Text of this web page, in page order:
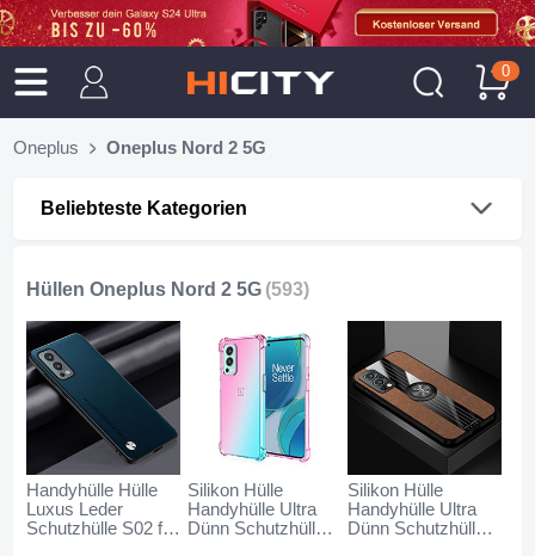
0
Oneplus Oneplus Nord 2 5G
Beliebteste Kategorien
Hüllen Oneplus Nord 2 5G (593)
Handyhülle Hülle
Luxus Leder
Schutzhülle S02 für
Silikon Hülle
Handyhülle Ultra
Dünn Schutzhülle
Silikon Hülle
Handyhülle Ultra
Dünn Schutzhülle